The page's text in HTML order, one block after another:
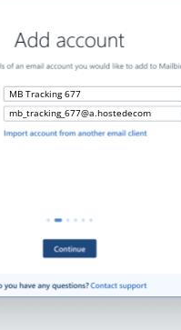
MB Tracking 677
mb_tracking_677@a.hostedecom